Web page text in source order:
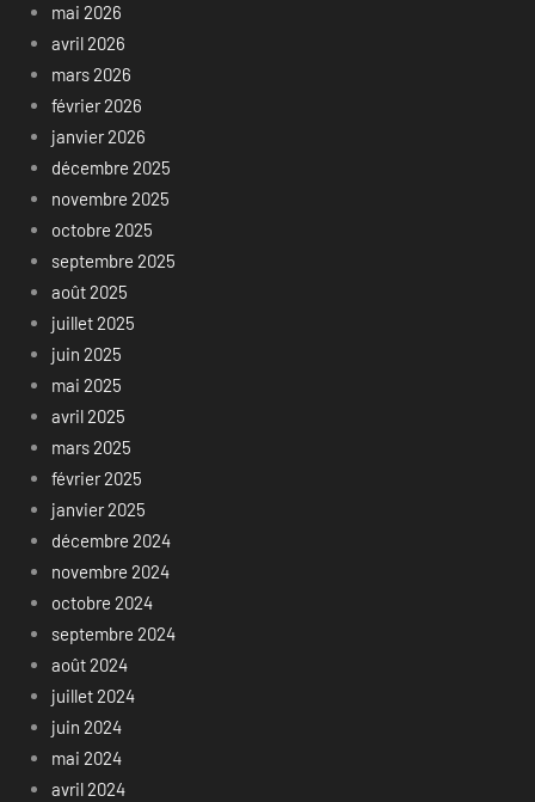
mai 2026
avril 2026
mars 2026
février 2026
janvier 2026
décembre 2025
novembre 2025
octobre 2025
septembre 2025
août 2025
juillet 2025
juin 2025
mai 2025
avril 2025
mars 2025
février 2025
janvier 2025
décembre 2024
novembre 2024
octobre 2024
septembre 2024
août 2024
juillet 2024
juin 2024
mai 2024
avril 2024